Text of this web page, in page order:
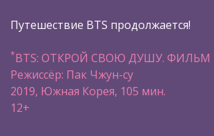
Путешествие BTS продолжается!
*BTS: ОТКРОЙ СВОЮ ДУШУ. ФИЛЬМ
Режиссёр: Пак Чжун-су
2019, Южная Корея, 105 мин.
12+